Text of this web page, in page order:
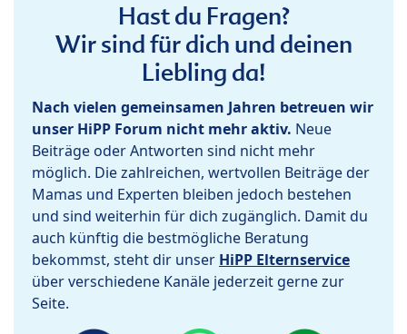
Hast du Fragen?
Wir sind für dich und deinen
Liebling da!
Nach vielen gemeinsamen Jahren betreuen wir
unser HiPP Forum nicht mehr aktiv. Neue
Beiträge oder Antworten sind nicht mehr
möglich. Die zahlreichen, wertvollen Beiträge der
Mamas und Experten bleiben jedoch bestehen
und sind weiterhin für dich zugänglich. Damit du
auch künftig die bestmögliche Beratung
bekommst, steht dir unser HiPP Elternservice
über verschiedene Kanäle jederzeit gerne zur
Seite.